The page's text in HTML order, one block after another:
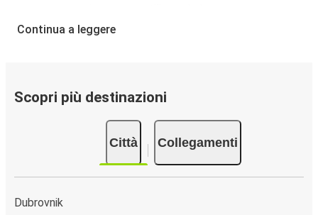
interattiva.
Città collegate a Stolac:tra le 8 destinazioni
Continua a leggere
Scopri più destinazioni
Città Collegamenti
Dubrovnik